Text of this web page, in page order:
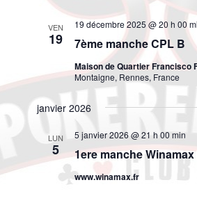
VEN
19 7ème manche CPL B
19 décembre 2025 @ 20 h 00
Maison de Quartier Francisco
Montaigne, Rennes, France
janvier 2026
LUN
5 1ere manche
5 janvier 2026 @ 21 h 00 min
www.winamax.fr